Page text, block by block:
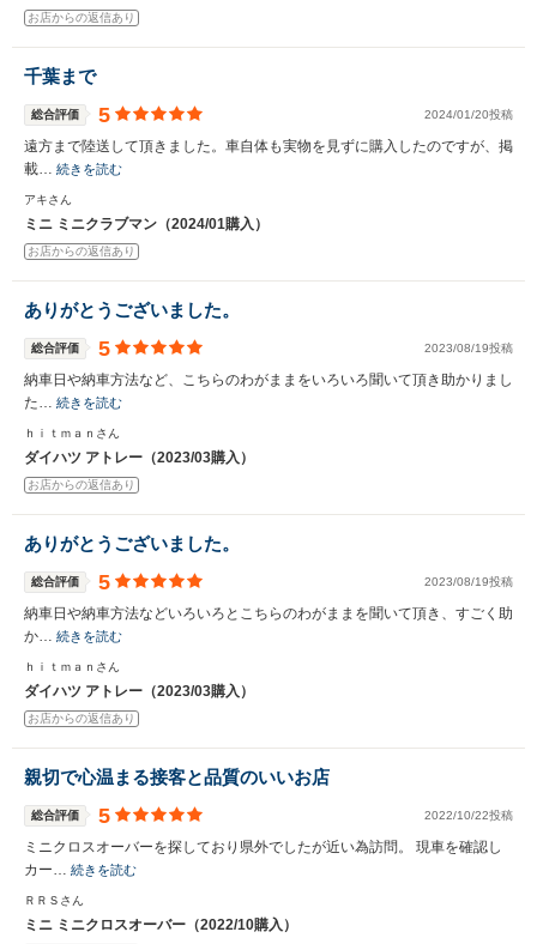
お店からの返信あり
千葉まで
総合評価 5 2024/01/20投稿
遠方まで陸送して頂きました。車自体も実物を見ずに購入したのですが、掲
載… 続きを読む
アキさん
ミニ ミニクラブマン（2024/01購入）
お店からの返信あり
ありがとうございました。
総合評価 5 2023/08/19投稿
納車日や納車方法など、こちらのわがままをいろいろ聞いて頂き助かりまし
た… 続きを読む
ｈｉｔｍａｎさん
ダイハツ アトレー（2023/03購入）
お店からの返信あり
ありがとうございました。
総合評価 5 2023/08/19投稿
納車日や納車方法などいろいろとこちらのわがままを聞いて頂き、すごく助
か… 続きを読む
ｈｉｔｍａｎさん
ダイハツ アトレー（2023/03購入）
お店からの返信あり
親切で心温まる接客と品質のいいお店
総合評価 5 2022/10/22投稿
ミニクロスオーバーを探しており県外でしたが近い為訪問。 現車を確認し
カー… 続きを読む
ＲＲＳさん
ミニ ミニクロスオーバー（2022/10購入）